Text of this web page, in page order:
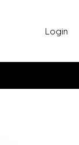
Login